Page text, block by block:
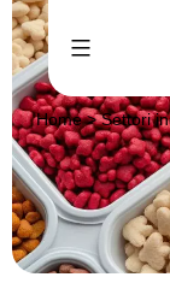
Skip
to
content
Home>Settori